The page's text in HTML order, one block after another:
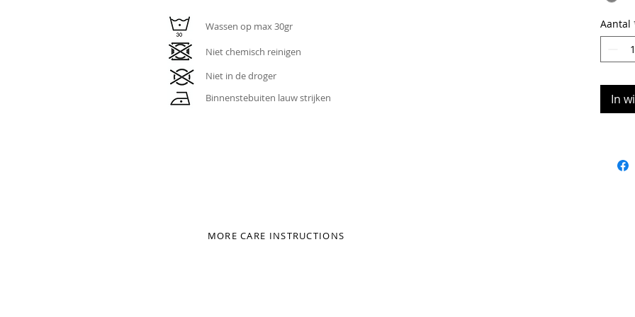
Aantal
In
Wassen op max 30gr
Niet chemisch reinigen
Niet in de droger
Binnenstebuiten lauw strijken
MORE CARE INSTRUCTIONS